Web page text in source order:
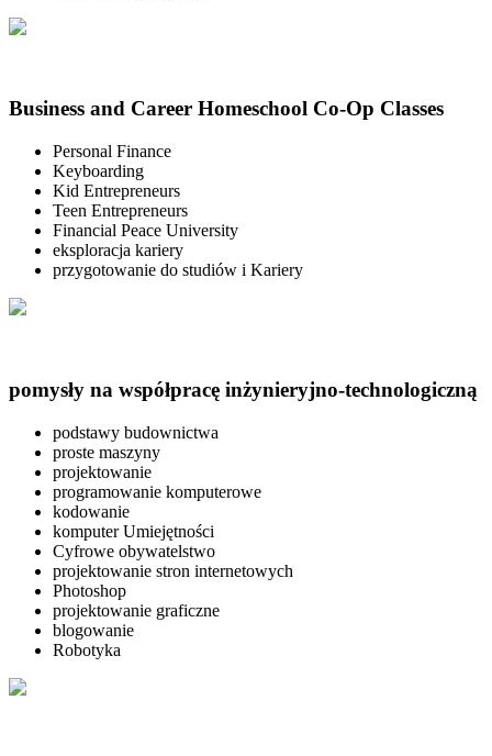
Business and Career Homeschool Co-Op Classes
Personal Finance
Keyboarding
Kid Entrepreneurs
Teen Entrepreneurs
Financial Peace University
eksploracja kariery
przygotowanie do studiów i Kariery
pomysły na współpracę inżynieryjno-technologiczną
podstawy budownictwa
proste maszyny
projektowanie
programowanie komputerowe
kodowanie
komputer Umiejętności
Cyfrowe obywatelstwo
projektowanie stron internetowych
Photoshop
projektowanie graficzne
blogowanie
Robotyka